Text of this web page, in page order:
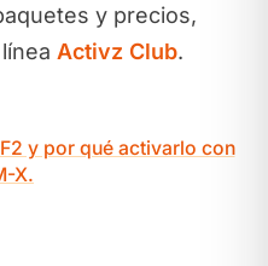
y precios,
Activz Club.
y por qué activarlo con
X.